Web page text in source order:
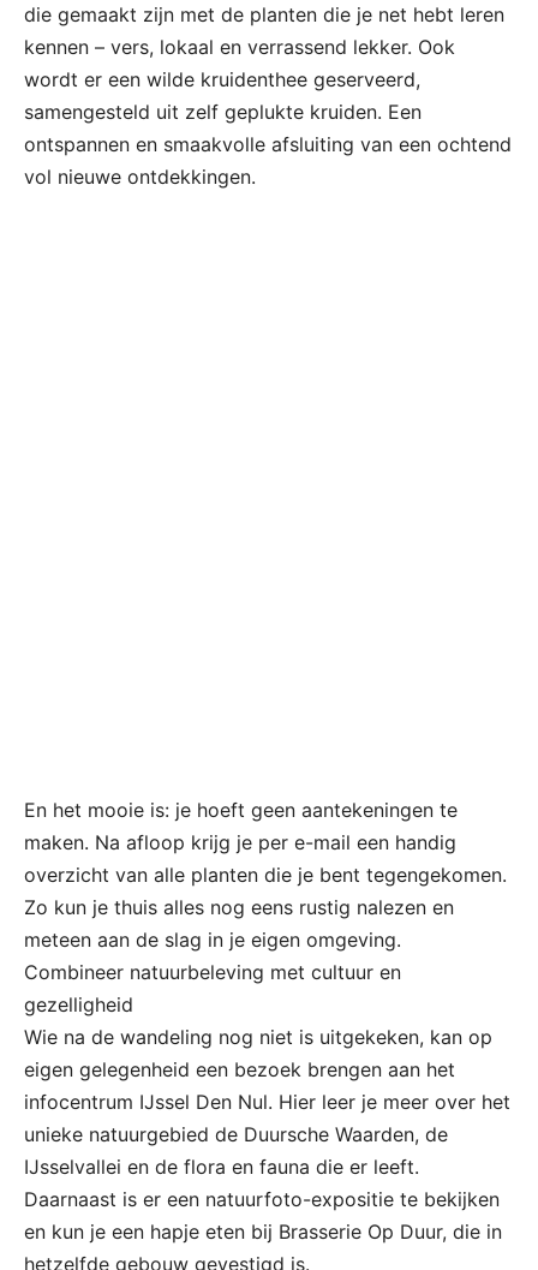
die gemaakt zijn met de planten die je net hebt leren
kennen – vers, lokaal en verrassend lekker. Ook
wordt er een wilde kruidenthee geserveerd,
samengesteld uit zelf geplukte kruiden. Een
ontspannen en smaakvolle afsluiting van een ochtend
vol nieuwe ontdekkingen.
En het mooie is: je hoeft geen aantekeningen te
maken. Na afloop krijg je per e-mail een handig
overzicht van alle planten die je bent tegengekomen.
Zo kun je thuis alles nog eens rustig nalezen en
meteen aan de slag in je eigen omgeving.
Combineer natuurbeleving met cultuur en
gezelligheid
Wie na de wandeling nog niet is uitgekeken, kan op
eigen gelegenheid een bezoek brengen aan het
infocentrum IJssel Den Nul. Hier leer je meer over het
unieke natuurgebied de Duursche Waarden, de
IJsselvallei en de flora en fauna die er leeft.
Daarnaast is er een natuurfoto-expositie te bekijken
en kun je een hapje eten bij Brasserie Op Duur, die in
hetzelfde gebouw gevestigd is.